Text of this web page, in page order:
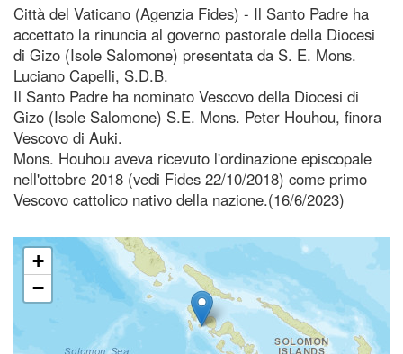
Città del Vaticano (Agenzia Fides) - Il Santo Padre ha
accettato la rinuncia al governo pastorale della Diocesi
di Gizo (Isole Salomone) presentata da S. E. Mons.
Luciano Capelli, S.D.B.
Il Santo Padre ha nominato Vescovo della Diocesi di
Gizo (Isole Salomone) S.E. Mons. Peter Houhou, finora
Vescovo di Auki.
Mons. Houhou aveva ricevuto l'ordinazione episcopale
nell'ottobre 2018 (vedi Fides 22/10/2018) come primo
Vescovo cattolico nativo della nazione.(16/6/2023)
+
−